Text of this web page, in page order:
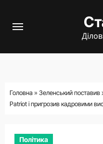
Головна » Зеленський
Patriot і пригрозив кадровими
Політика